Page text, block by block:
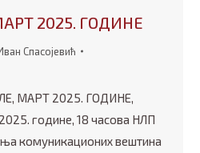
2025. ГОДИНЕ
Спасојевић
МАРТ 2025. ГОДИНЕ,
године, 18 часова НЛП
комуникaционих вештина